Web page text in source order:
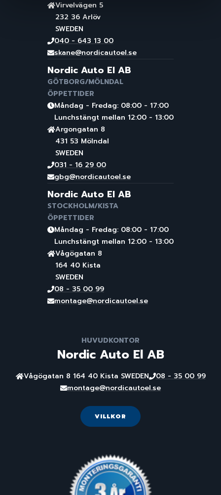
Virvelvägen 5
232 36 Arlöv
SWEDEN
040 - 643 13 00
skane@nordicautoel.se
Nordic Auto El AB
GÖTBORG/MÖLNDAL
ÖPPETTIDER
Måndag - Fredag: 08:00 - 17:00
Lunchstängt mellan 12:00 - 13:00
Argongatan 8
431 53 Mölndal
SWEDEN
031 - 16 29 00
gbg@nordicautoel.se
Nordic Auto El AB
STOCKHOLM/KISTA
ÖPPETTIDER
Måndag - Fredag: 08:00 - 17:00
Lunchstängt mellan 12:00 - 13:00
Vågögatan 8
164 40 Kista
SWEDEN
08 - 35 00 99
montage@nordicautoel.se
HUVUDKONTOR
Nordic Auto El AB
Vågögatan 8 164 40 Kista SWEDEN
08 - 35 00 99
montage@nordicautoel.se
VILLKOR